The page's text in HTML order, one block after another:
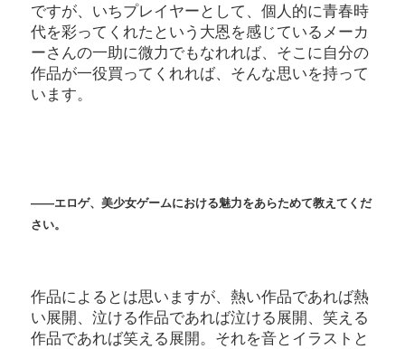
ですが、いちプレイヤーとして、個人的に青春時
代を彩ってくれたという大恩を感じているメーカ
ーさんの一助に微力でもなれれば、そこに自分の
作品が一役買ってくれれば、そんな思いを持って
います。
――エロゲ、美少女ゲームにおける魅力をあらためて教えてくだ
さい。
作品によるとは思いますが、熱い作品であれば熱
い展開、泣ける作品であれば泣ける展開、笑える
作品であれば笑える展開。それを音とイラストと